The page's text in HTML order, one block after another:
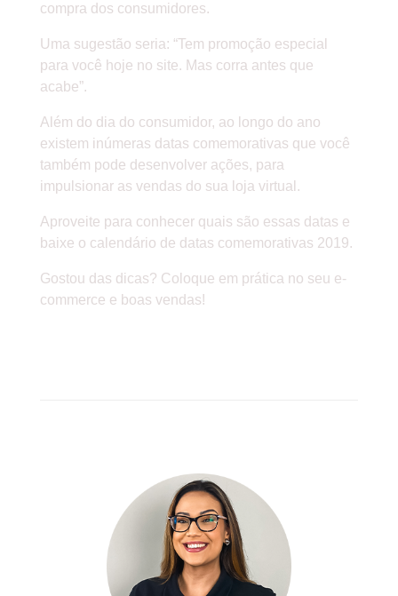
compra dos consumidores.
Uma sugestão seria: “Tem promoção especial
para você hoje no site. Mas corra antes que
acabe”.
Além do dia do consumidor, ao longo do ano
existem inúmeras datas comemorativas que você
também pode desenvolver ações, para
impulsionar as vendas do sua loja virtual.
Aproveite para conhecer quais são essas datas e
baixe o calendário de datas comemorativas 2019.
Gostou das dicas? Coloque em prática no seu e-
commerce e boas vendas!